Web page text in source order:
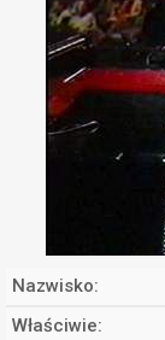
Nazwisko:
Właściwie: